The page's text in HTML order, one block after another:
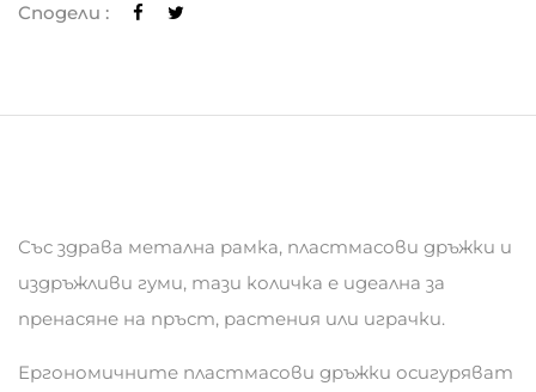
Сподели :
Със здрава метална рамка, пластмасови дръжки и
издръжливи гуми, тази количка е идеална за
пренасяне на пръст, растения или играчки.
Ергономичните пластмасови дръжки осигуряват